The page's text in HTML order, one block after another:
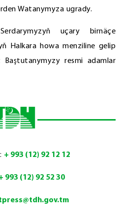
Watanymyza ugrady.
uçary birnäçe
Halkara howa menziline gelip
resmi adamlar
+ 993 (12) 92 12 12
993 (12) 92 52 30